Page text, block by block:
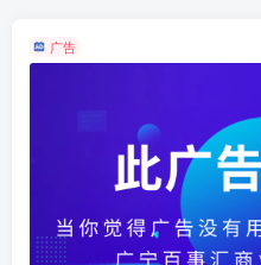
广告